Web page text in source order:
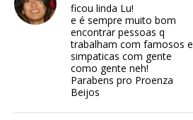
ficou linda Lu!
e é sempre muito bom
encontrar pessoas q
trabalham com famosos e
simpaticas com gente
como gente neh!
Parabens pro Proenza
Beijos